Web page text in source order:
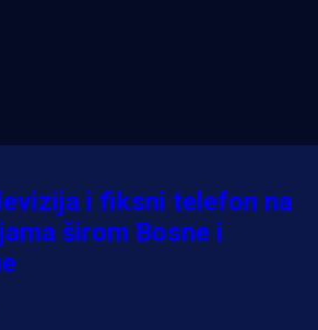
i fiksni telefon na
širom Bosne i